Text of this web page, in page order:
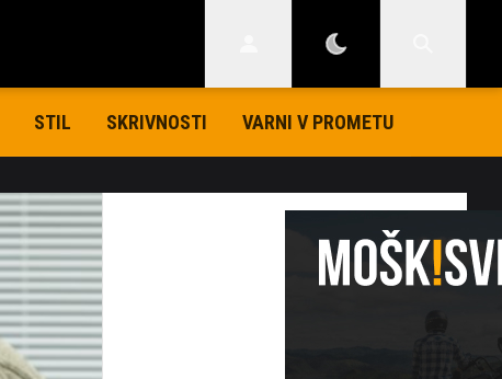
STIL SKRIVNOSTI VARNI V PROMETU